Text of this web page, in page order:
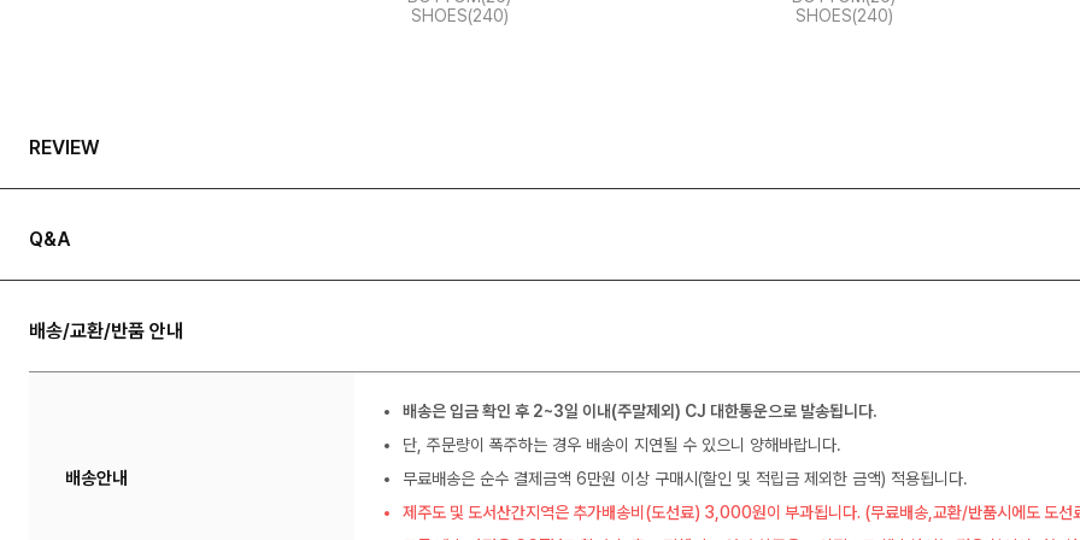
SHOES(240)
SHOES(240)
REVIEW
Q&A
배송/교환/반품 안내
배송안내
배송은 입금 확인 후 2~3일 이내(주말제외) CJ 대한통운으로 발송됩니다.
단, 주문량이 폭주하는 경우 배송이 지연될 수 있으니 양해바랍니다.
무료배송은 순수 결제금액 6만원 이상 구매시(할인 및 적립금 제외한 금액) 적용됩니다.
제주도 및 도서산간지역은 추가배송비(도선료) 3,000원이 부과됩니다. (무료배송,교환/반품시에도 도선